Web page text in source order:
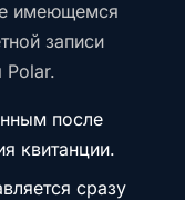
имеющемся
записи
Polar.
после
квитанции.
сразу